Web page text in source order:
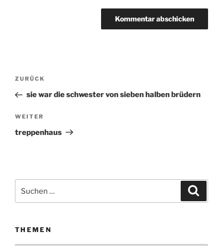
Beitragsnavigation
Vorheriger
Beitrag
ZURÜCK
sie war die schwester von sieben halben brüdern
Nächster
Beitrag
WEITER
treppenhaus
nach:
THEMEN